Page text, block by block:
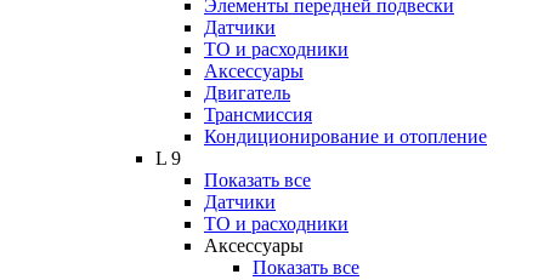
Элементы передней подвески
Датчики
ТО и расходники
Аксессуары
Двигатель
Трансмиссия
Кондиционирование и отопление
L 9
Показать все
Датчики
ТО и расходники
Аксессуары
Показать все